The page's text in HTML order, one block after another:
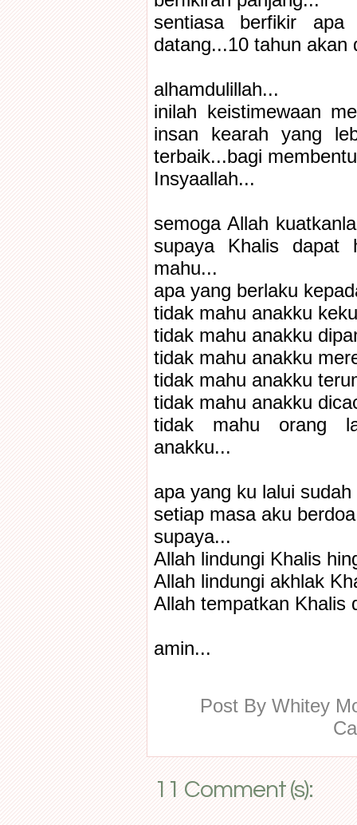
sentiasa berfikir
datang...10 tahun akan
alhamdulillah...
inilah keistimewaan
insan kearah yang
terbaik...bagi
Insyaallah...
semoga Allah
supaya Khalis dapat
mahu...
apa yang berlaku
tidak mahu anakku
tidak mahu anakku
tidak mahu anakku
tidak mahu anakku
tidak mahu anakku
tidak mahu orang
anakku...
apa yang ku lalui
setiap masa aku
supaya...
Allah lindungi Khalis
Allah lindungi akhlak
Allah tempatkan Khalis
amin...
Post By Whitey
11 Comment (s):